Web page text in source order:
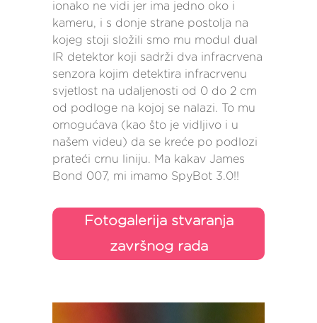
ionako ne vidi jer ima jedno oko i
kameru, i s donje strane postolja na
kojeg stoji složili smo mu modul dual
IR detektor koji sadrži dva infracrvena
senzora kojim detektira infracrvenu
svjetlost na udaljenosti od 0 do 2 cm
od podloge na kojoj se nalazi. To mu
omogućava (kao što je vidljivo i u
našem videu) da se kreće po podlozi
prateći crnu liniju. Ma kakav James
Bond 007, mi imamo SpyBot 3.0!!
Fotogalerija stvaranja
završnog rada